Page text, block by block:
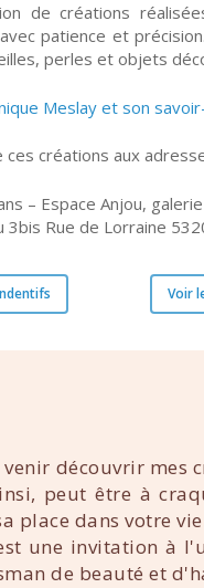
de créations
patience et
perles et objets
Meslay et son
créations aux
– Espace Anjou,
3bis Rue de Lorraine
Voir
venir découvrir
peut être à
place dans votre
une invitation à
de beauté et